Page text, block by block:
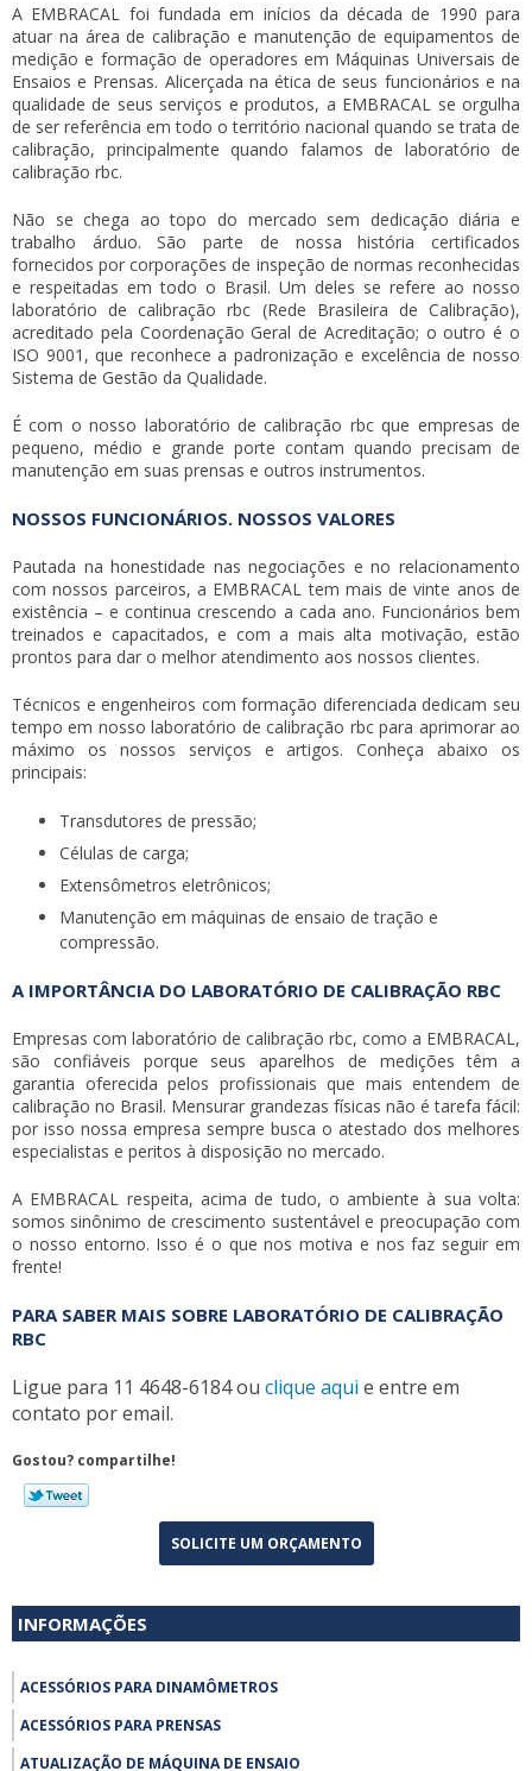
A EMBRACAL foi fundada em inícios da década de 1990 para
atuar na área de calibração e manutenção de equipamentos de
medição e formação de operadores em Máquinas Universais de
Ensaios e Prensas. Alicerçada na ética de seus funcionários e na
qualidade de seus serviços e produtos, a EMBRACAL se orgulha
de ser referência em todo o território nacional quando se trata de
calibração, principalmente quando falamos de laboratório de
calibração rbc.
Não se chega ao topo do mercado sem dedicação diária e
trabalho árduo. São parte de nossa história certificados
fornecidos por corporações de inspeção de normas reconhecidas
e respeitadas em todo o Brasil. Um deles se refere ao nosso
laboratório de calibração rbc (Rede Brasileira de Calibração),
acreditado pela Coordenação Geral de Acreditação; o outro é o
ISO 9001, que reconhece a padronização e excelência de nosso
Sistema de Gestão da Qualidade.
É com o nosso laboratório de calibração rbcque empresas de
pequeno, médio e grande porte contam quando precisam de
manutenção em suas prensas e outros instrumentos.
NOSSOS FUNCIONÁRIOS. NOSSOS VALORES
Pautada na honestidade nas negociações e no relacionamento
com nossos parceiros, a EMBRACAL tem mais de vinte anos de
existência – e continua crescendo a cada ano. Funcionários bem
treinados e capacitados, e com a mais alta motivação, estão
prontos para dar o melhor atendimento aos nossos clientes.
Técnicos e engenheiros com formação diferenciada dedicam seu
tempo em nossolaboratório de calibração rbcpara aprimorar ao
máximo os nossos serviços e artigos. Conheça abaixo os
principais:
Transdutores de pressão;
Células de carga;
Extensômetros eletrônicos;
Manutenção em máquinas de ensaio de tração e
compressão.
A IMPORTÂNCIA DO LABORATÓRIO DE CALIBRAÇÃO RBC
Empresas com laboratório de calibração rbc, como a EMBRACAL,
são confiáveis porque seus aparelhos de medições têm a
garantia oferecida pelos profissionais que mais entendem de
calibração no Brasil. Mensurar grandezas físicas não é tarefa fácil:
por isso nossa empresa sempre busca o atestado dos melhores
especialistas e peritos à disposição no mercado.
A EMBRACAL respeita, acima de tudo, o ambiente à sua volta:
somos sinônimo de crescimento sustentável e preocupação com
o nosso entorno. Isso é o que nos motiva e nos faz seguir em
frente!
PARA SABER MAIS SOBRE LABORATÓRIO DE CALIBRAÇÃO
RBC
Ligue para 11 4648-6184ou clique aqui e entre em
contato por email.
Gostou? compartilhe!
SOLICITE UM ORÇAMENTO
INFORMAÇÕES
ACESSÓRIOS PARA DINAMÔMETROS
ACESSÓRIOS PARA PRENSAS
ATUALIZAÇÃO DE MÁQUINA DE ENSAIO